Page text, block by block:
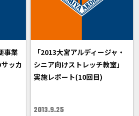
事業
ッカ
「2013大宮アルディージャ・
シニア向けストレッチ教室」
実施レポート(10回目)
2013.9.25